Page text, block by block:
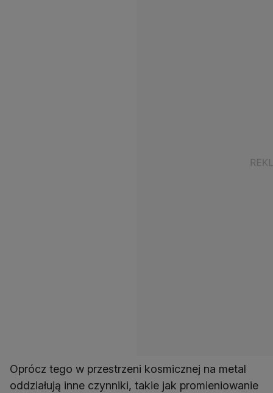
Oprócz tego w przestrzeni kosmicznej na metal
oddziałują inne czynniki, takie jak promieniowanie